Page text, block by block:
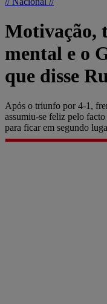
Motivação,
mental e o
que disse
Após o triunfo por 4-1,
assumiu-se feliz pelo
para ficar em segundo